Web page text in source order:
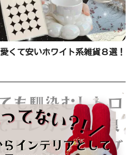
くて安いホワイト系雑貨８選！